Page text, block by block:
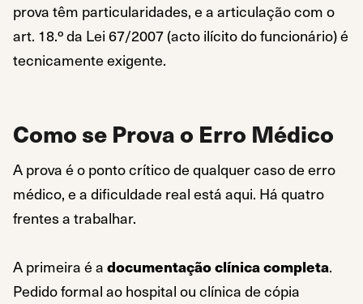
prova têm particularidades, e a articulação com o
art. 18.º da Lei 67/2007 (acto ilícito do funcionário) é
tecnicamente exigente.
Como se Prova o Erro Médico
A prova é o ponto crítico de qualquer caso de erro
médico, e a dificuldade real está aqui. Há quatro
frentes a trabalhar.
A primeira é a documentação clínica completa.
Pedido formal ao hospital ou clínica de cópia